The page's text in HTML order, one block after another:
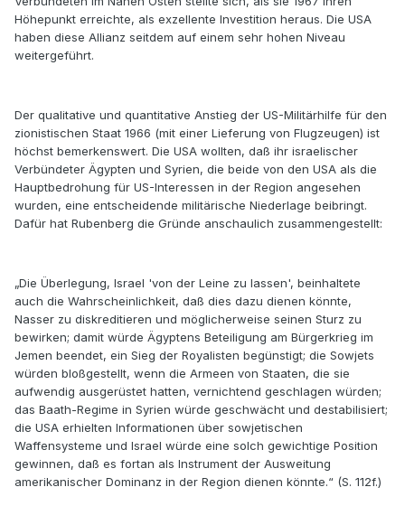
Höhepunkt erreichte, als exzellente Investition heraus. Die USA
haben diese Allianz seitdem auf einem sehr hohen Niveau
weitergeführt.
Der qualitative und quantitative Anstieg der US-Militärhilfe für den
zionistischen Staat 1966 (mit einer Lieferung von Flugzeugen) ist
höchst bemerkenswert. Die USA wollten, daß ihr israelischer
Verbündeter Ägypten und Syrien, die beide von den USA als die
Hauptbedrohung für US-Interessen in der Region angesehen
wurden, eine entscheidende militärische Niederlage beibringt.
Dafür hat Rubenberg die Gründe anschaulich zusammengestellt:
„Die Überlegung, Israel 'von der Leine zu lassen', beinhaltete
auch die Wahrscheinlichkeit, daß dies dazu dienen könnte,
Nasser zu diskreditieren und möglicherweise seinen Sturz zu
bewirken; damit würde Ägyptens Beteiligung am Bürgerkrieg im
Jemen beendet, ein Sieg der Royalisten begünstigt; die Sowjets
würden bloßgestellt, wenn die Armeen von Staaten, die sie
aufwendig ausgerüstet hatten, vernichtend geschlagen würden;
das Baath-Regime in Syrien würde geschwächt und destabilisiert;
die USA erhielten Informationen über sowjetischen
Waffensysteme und Israel würde eine solch gewichtige Position
gewinnen, daß es fortan als Instrument der Ausweitung
amerikanischer Dominanz in der Region dienen könnte.“ (S. 112f.)